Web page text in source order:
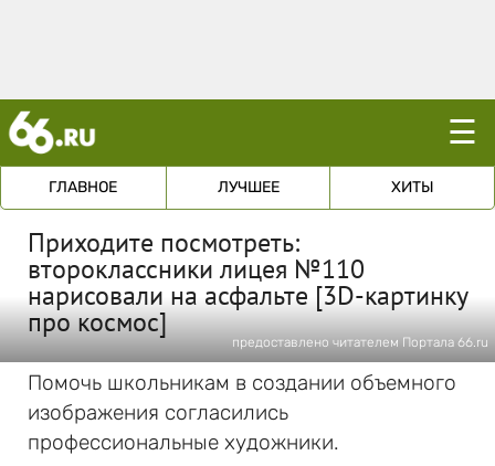
☰
ГЛАВНОЕ ЛУЧШЕЕ ХИТЫ
Приходите посмотреть:
второклассники лицея №110
нарисовали на асфальте [3D-картинку
про космос]
предоставлено читателем Портала 66.ru
Помочь школьникам в создании объемного
изображения согласились
профессиональные художники.